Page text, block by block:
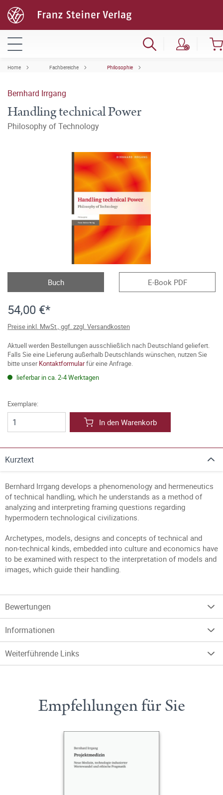
Home Fachbereiche Philosophie
Bernhard Irrgang
Handling technical Power
Philosophy of Technology
Buch E-Book PDF
54,00 €*
Preise inkl. MwSt., ggf. zzgl. Versandkosten
Aktuell werden Bestellungen ausschließlich nach Deutschland geliefert.
Falls Sie eine Lieferung außerhalb Deutschlands wünschen, nutzen Sie
bitte unserKontaktformularfür eine Anfrage.
lieferbar in ca. 2-4 Werktagen
Exemplare:
In den Warenkorb
Kurztext
Bernhard Irrgang develops a phenomenology and hermeneutics
of technical handling, which he understands as a method of
analyzing and interpreting framing questions regarding
hypermodern technological civilizations.
Archetypes, models, designs and concepts of technical and
non-technical kinds, embedded into culture and economics have
to be examined with respect to the interpretation of models and
images, which guide their handling.
Bewertungen
Informationen
Weiterführende Links
Empfehlungen für Sie